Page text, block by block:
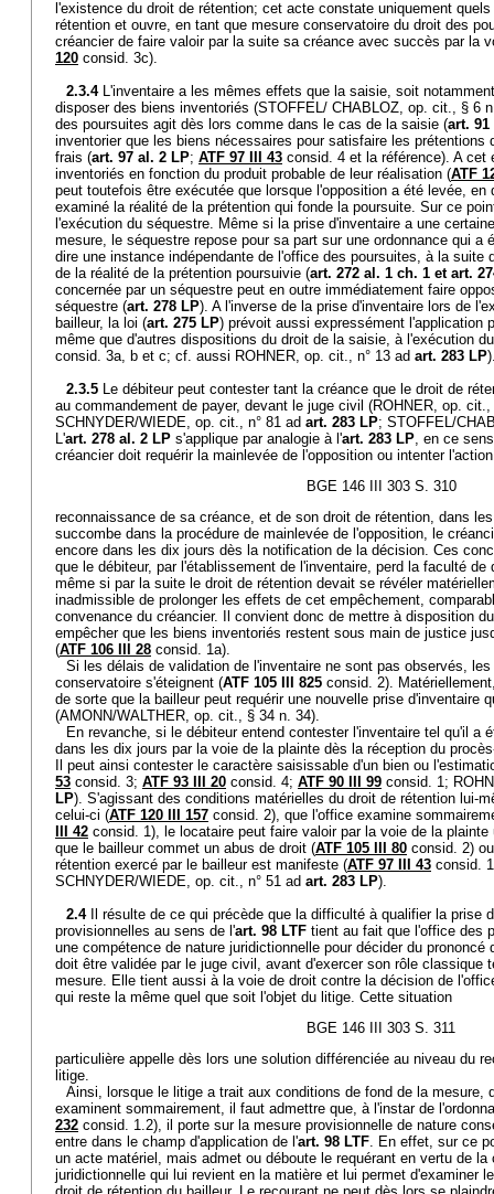
l'existence du droit de rétention; cet acte constate uniquement
rétention et ouvre, en tant que mesure conservatoire du droit des
créancier de faire valoir par la suite sa créance avec succès par la
120 consid. 3c).
2.3.4 L'inventaire a les mêmes effets que la saisie, soit
disposer des biens inventoriés (STOFFEL/ CHABLOZ, op. cit., § 6
des poursuites agit dès lors comme dans le cas de la saisie (art. 91
inventorier que les biens nécessaires pour satisfaire les prétentions
frais (art. 97 al. 2 LP; ATF 97 III 43 consid. 4 et la référence). A
inventoriés en fonction du produit probable de leur réalisation (ATF
peut toutefois être exécutée que lorsque l'opposition a été levée, en
examiné la réalité de la prétention qui fonde la poursuite. Sur ce
l'exécution du séquestre. Même si la prise d'inventaire a une
mesure, le séquestre repose pour sa part sur une ordonnance qui a
dire une instance indépendante de l'office des poursuites, à la suite
de la réalité de la prétention poursuivie (art. 272 al. 1 ch. 1 et art.
concernée par un séquestre peut en outre immédiatement faire
séquestre (art. 278 LP). A l'inverse de la prise d'inventaire lors de
bailleur, la loi (art. 275 LP) prévoit aussi expressément l'application
même que d'autres dispositions du droit de la saisie, à l'exécution
consid. 3a, b et c; cf. aussi ROHNER, op. cit., n° 13 ad art. 283 LP
2.3.5 Le débiteur peut contester tant la créance que le droit de
au commandement de payer, devant le juge civil (ROHNER, op. cit.,
SCHNYDER/WIEDE, op. cit., n° 81 ad art. 283 LP; STOFFEL/
L'art. 278 al. 2 LP s'applique par analogie à l'art. 283 LP, en ce
créancier doit requérir la mainlevée de l'opposition ou intenter
BGE 146 III 303 S. 310
reconnaissance de sa créance, et de son droit de rétention, dans
succombe dans la procédure de mainlevée de l'opposition, le
encore dans les dix jours dès la notification de la décision. Ces
que le débiteur, par l'établissement de l'inventaire, perd la faculté
même si par la suite le droit de rétention devait se révéler
inadmissible de prolonger les effets de cet empêchement,
convenance du créancier. Il convient donc de mettre à disposition
empêcher que les biens inventoriés restent sous main de justice
(ATF 106 III 28 consid. 1a).
Si les délais de validation de l'inventaire ne sont pas observés,
conservatoire s'éteignent (ATF 105 III 825 consid. 2).
de sorte que la bailleur peut requérir une nouvelle prise d'inventaire
(AMONN/WALTHER, op. cit., § 34 n. 34).
En revanche, si le débiteur entend contester l'inventaire tel qu'il a
dans les dix jours par la voie de la plainte dès la réception du
Il peut ainsi contester le caractère saisissable d'un bien ou
53 consid. 3; ATF 93 III 20 consid. 4; ATF 90 III 99 consid. 1;
LP). S'agissant des conditions matérielles du droit de rétention lui-
celui-ci (ATF 120 III 157 consid. 2), que l'office examine
III 42 consid. 1), le locataire peut faire valoir par la voie de la
que le bailleur commet un abus de droit (ATF 105 III 80 consid. 2)
rétention exercé par le bailleur est manifeste (ATF 97 III 43 consid.
SCHNYDER/WIEDE, op. cit., n° 51 ad art. 283 LP).
2.4
Il résulte de ce qui précède que la difficulté à qualifier la prise
provisionnelles au sens de l'art. 98 LTF tient au fait que l'office des
une compétence de nature juridictionnelle pour décider du prononcé
doit être validée par le juge civil, avant d'exercer son rôle classique
mesure. Elle tient aussi à la voie de droit contre la décision de
qui reste la même quel que soit l'objet du litige. Cette situation
BGE 146 III 303 S. 311
particulière appelle dès lors une solution différenciée au niveau du
litige.
Ainsi, lorsque le litige a trait aux conditions de fond de la mesure,
examinent sommairement, il faut admettre que, à l'instar de
232 consid. 1.2), il porte sur la mesure provisionnelle de nature
entre dans le champ d'application de l'art. 98 LTF. En effet, sur ce
un acte matériel, mais admet ou déboute le requérant en vertu de la
juridictionnelle qui lui revient en la matière et lui permet d'examiner